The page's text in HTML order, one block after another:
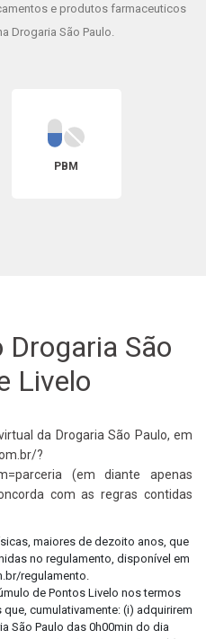
e produtos farmaceuticos
Drogaria São Paulo.
PBM
Drogaria São
Livelo
da Drogaria São Paulo, em
?
(em diante apenas
com as regras contidas
maiores de dezoito anos, que
no regulamento, disponível em
regulamento.
de Pontos Livelo nos termos
cumulativamente: (i) adquirirem
São Paulo das 0h00min do dia